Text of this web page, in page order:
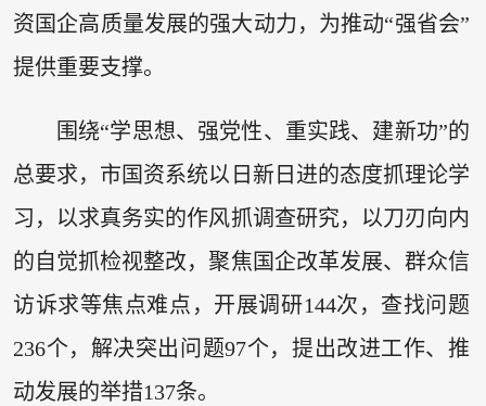
资国企高质量发展的强大动力，为推动“强省会”
提供重要支撑。
围绕“学思想、强党性、重实践、建新功”的
总要求，市国资系统以日新日进的态度抓理论学
习，以求真务实的作风抓调查研究，以刀刃向内
的自觉抓检视整改，聚焦国企改革发展、群众信
访诉求等焦点难点，开展调研144次，查找问题
236个，解决突出问题97个，提出改进工作、推
动发展的举措137条。